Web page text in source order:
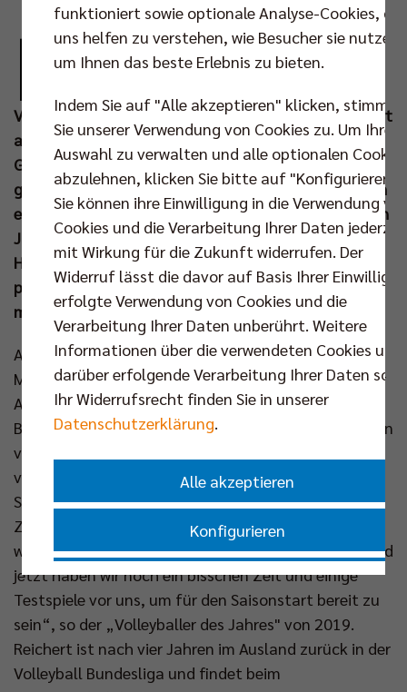
M it Moritz Reichert und Johannes Tille sind
auch die letzten zwei der vier Berliner
Volleys Team gestoßen. Während Rückkehrer Reichert
am Mittwoch im Testspiel gegen die Helios Grizzlys
Giesen (2:2) direkt ins sprichwörtliche kalte Wasser
gesprungen ist, kommen für Tille die Testspiele nach
einem Infekt noch zu früh. Deshalb verzichtet Coach
Joel Banks auch auf seinen Zuspieler, wenn die
Hauptstädter sich heute und morgen mit dem
polnischen Topteam Aluron CMC Warta Zawiercie
messen.
Als die BR Volleys die Helios Grizzlys Giesen am
Mittwoch zu einem intensiven Testmatch luden, war
Außenangreifer Moritz Reichert sofort mittendrin.
Beim 2:2 (25:20, 20:25, 25:23, 21:25 – die Distanz von
vier Sätzen wurde vor dem Duell von beiden Trainern
vereinbart) spielte der frühere Berliner Kapitän drei
Sätze. „Nach dem intensiven Sommer war die freie
Zeit noch einmal wichtig. Ich musste aber erstmal
wieder reinkommen. Es waren gute Ansätze dabei und
jetzt haben wir noch ein bisschen Zeit und einige
Testspiele vor uns, um für den Saisonstart bereit zu
sein“, so der „Volleyballer des Jahres" von 2019.
Reichert ist nach vier Jahren im Ausland zurück in der
Volleyball Bundesliga und findet beim
funktioniert sowie optionale Analyse-Cookies, die
uns helfen zu verstehen, wie Besucher sie nutzen,
um Ihnen das beste Erlebnis zu bieten.
Indem Sie auf "Alle akzeptieren" klicken, stimmen
Sie unserer Verwendung von Cookies zu. Um Ihre
Auswahl zu verwalten und alle optionalen Cookies
abzulehnen, klicken Sie bitte auf "Konfigurieren".
Sie können ihre Einwilligung in die Verwendung
Cookies und die Verarbeitung Ihrer Daten
mit Wirkung für die Zukunft widerrufen. Der
Widerruf lässt die davor auf Basis Ihrer
erfolgte Verwendung von Cookies und die
Verarbeitung Ihrer Daten unberührt. Weitere
Informationen über die verwendeten Cookies und
darüber erfolgende Verarbeitung Ihrer Daten
Ihr Widerrufsrecht finden Sie in unserer
Datenschutzerklärung.
Alle akzeptieren
Konfigurieren
Nur essenzielle Cookies akzeptieren
Impressum| Datenschutzerklärung